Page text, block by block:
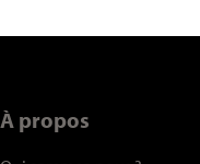
À propos